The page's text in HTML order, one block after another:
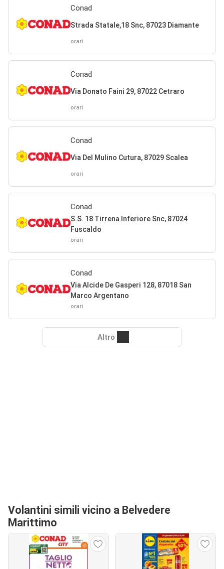
Conad
Strada Statale,18 Snc, 87023 Diamante
orari
Conad
Via Donato Faini 29, 87022 Cetraro
orari
Conad
Via Del Mulino Cutura, 87029 Scalea
orari
Conad
S.S. 18 Tirrena Inferiore Snc, 87024
Fuscaldo
orari
Conad
Via Alcide De Gasperi 128, 87018 San
Marco Argentano
orari
Altro
Volantini simili vicino a Belvedere
Marittimo